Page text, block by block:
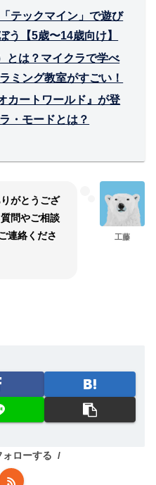
テックマイン」で遊び
う【5歳〜14歳向け】
とは？マイクラで学べ
ミング教室がすごい！
カートワールド』が登
・モードとは？
工藤
がとうござ
問やご相談
連絡くださ
ローする